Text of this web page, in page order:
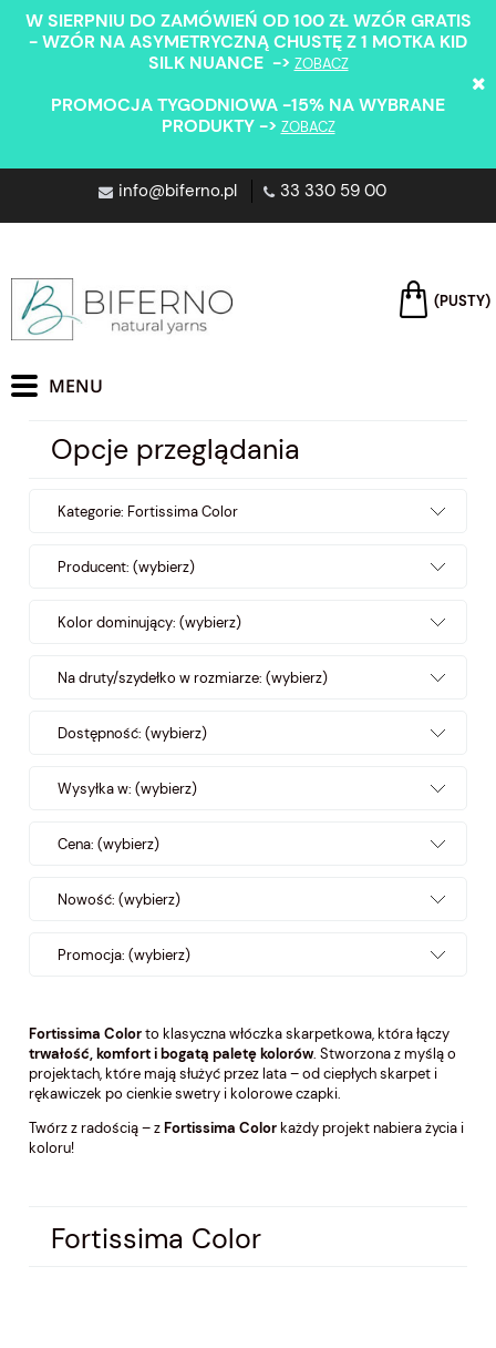
W SIERPNIU DO ZAMÓWIEŃ OD 100 ZŁ WZÓR GRATIS
- WZÓR NA ASYMETRYCZNĄ CHUSTĘ Z 1 MOTKA KID
SILK NUANCE -> ZOBACZ
PROMOCJA TYGODNIOWA -15% NA WYBRANE
PRODUKTY -> ZOBACZ
info@biferno.pl 33 330 59 00
(PUSTY)
Opcje przeglądania
Kategorie: Fortissima Color
Producent: (wybierz)
Kolor dominujący: (wybierz)
Na druty/szydełko w rozmiarze: (wybierz)
Dostępność: (wybierz)
Wysyłka w: (wybierz)
Cena: (wybierz)
Nowość: (wybierz)
Promocja: (wybierz)
Fortissima Colorto klasyczna włóczka skarpetkowa, która łączy
trwałość, komfort i bogatą paletę kolorów. Stworzona z myślą o
projektach, które mają służyć przez lata – od ciepłych skarpet i
rękawiczek po cienkie swetry i kolorowe czapki.
Twórz z radością – zFortissima Colorkażdy projekt nabiera życia i
koloru!
Fortissima Color